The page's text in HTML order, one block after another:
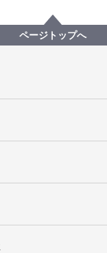
トニュース
ン沿道清掃を実施しました
ページトップへ